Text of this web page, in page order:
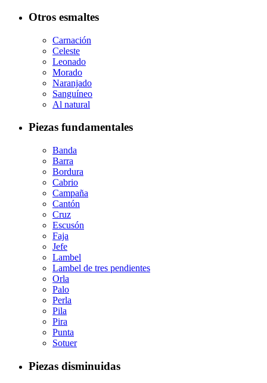
Otros esmaltes
Carnación
Celeste
Leonado
Morado
Naranjado
Sanguíneo
Al natural
Piezas fundamentales
Banda
Barra
Bordura
Cabrio
Campaña
Cantón
Cruz
Escusón
Faja
Jefe
Lambel
Lambel de tres pendientes
Orla
Palo
Perla
Pila
Pira
Punta
Sotuer
Piezas disminuidas